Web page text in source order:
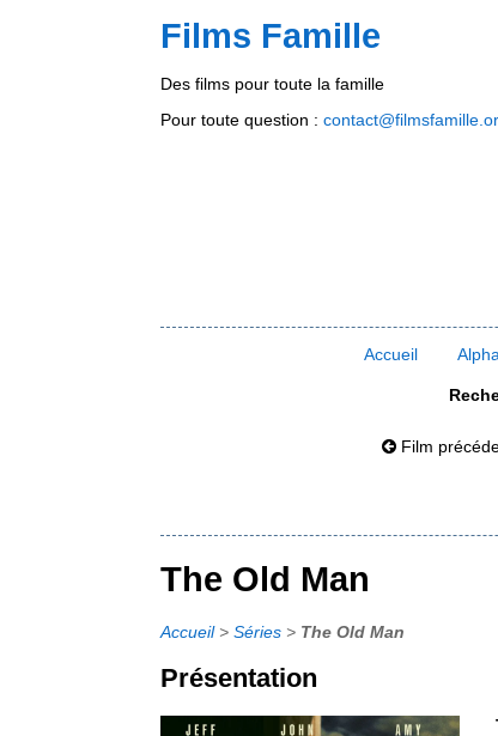
Films Famille
Des films pour toute la famille
Pour toute question :
Accueil
Film
The Old Man
Accueil>Séries > The Old Man
Présentation